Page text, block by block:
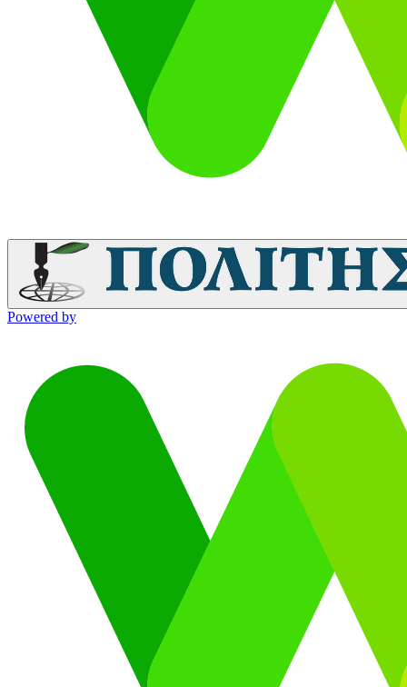
Powered by